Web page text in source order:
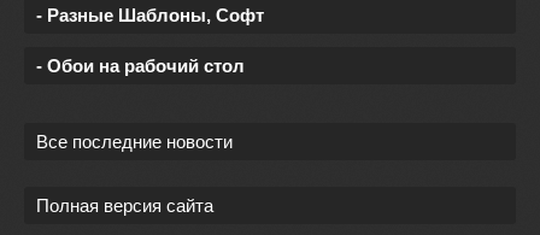
- Разные Шаблоны, Софт
- Обои на рабочий стол
Все последние новости
Полная версия сайта